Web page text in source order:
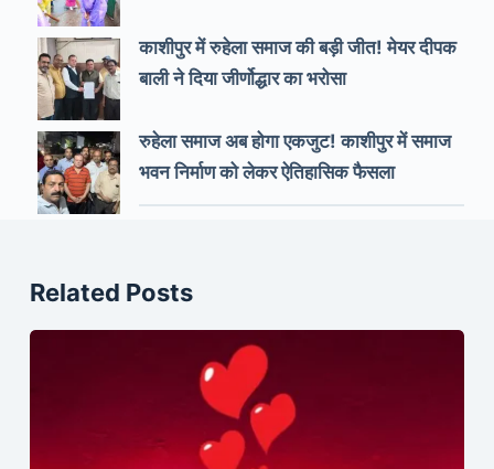
काशीपुर में रुहेला समाज की बड़ी जीत! मेयर दीपक
बाली ने दिया जीर्णोद्धार का भरोसा
रुहेला समाज अब होगा एकजुट! काशीपुर में समाज
भवन निर्माण को लेकर ऐतिहासिक फैसला
Related Posts